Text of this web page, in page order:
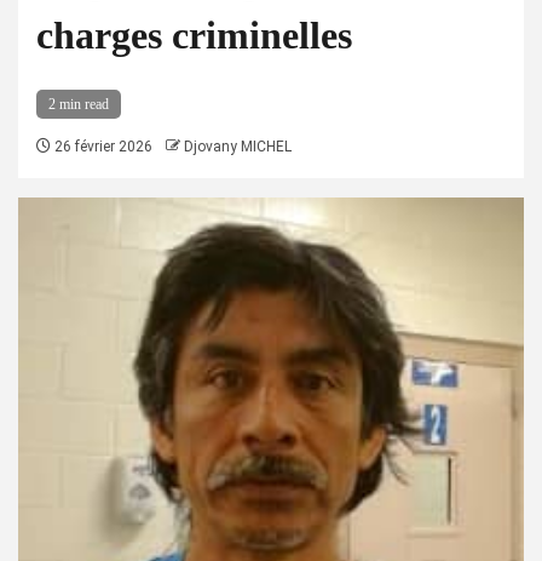
charges criminelles
2 min read
26 février 2026 Djovany MICHEL